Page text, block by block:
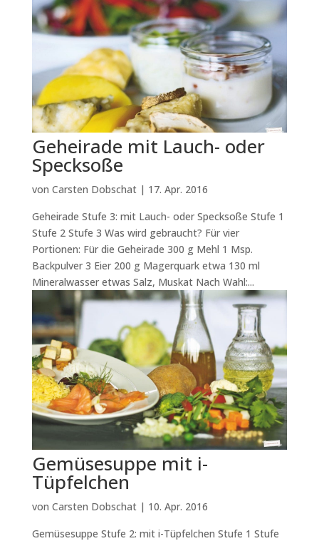
Geheirade mit Lauch- oder
Specksoße
von Carsten Dobschat| 17. Apr. 2016
Geheirade Stufe 3: mit Lauch- oder Specksoße Stufe 1
Stufe 2 Stufe 3 Was wird gebraucht? Für vier
Portionen: Für die Geheirade 300 g Mehl 1 Msp.
Backpulver 3 Eier 200 g Magerquark etwa 130 ml
Mineralwasser etwas Salz, Muskat Nach Wahl:...
Gemüsesuppe mit i-
Tüpfelchen
von Carsten Dobschat| 10. Apr. 2016
Gemüsesuppe Stufe 2: mit i-Tüpfelchen Stufe 1 Stufe